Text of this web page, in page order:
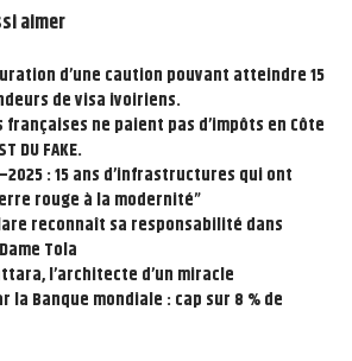
aimer
d’une caution pouvant atteindre 15
de visa ivoiriens.
ne paient pas d’impôts en Côte
DU FAKE.
: 15 ans d’infrastructures qui ont
rouge à la modernité”
reconnaît sa responsabilité dans
Tola
l’architecte d’un miracle
la Banque mondiale : cap sur 8 % de